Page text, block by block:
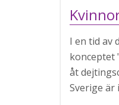
I en tid av
konceptet
åt
Sverige